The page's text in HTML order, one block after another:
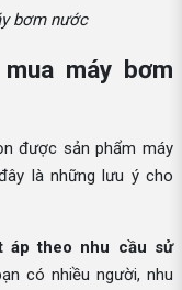
bơm nước
máy bơm
được sản phẩm máy
là những lưu ý cho
áp theo nhu cầu sử
có nhiều người, nhu